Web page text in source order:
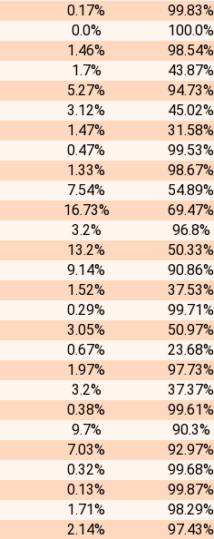
0.17% 99.83%
0.0% 100.0%
1.46% 98.54%
1.7% 43.87%
5.27% 94.73%
3.12% 45.02%
1.47% 31.58%
0.47% 99.53%
1.33% 98.67%
7.54% 54.89%
16.73% 69.47%
3.2% 96.8%
13.2% 50.33%
9.14% 90.86%
1.52% 37.53%
0.29% 99.71%
3.05% 50.97%
0.67% 23.68%
1.97% 97.73%
3.2% 37.37%
0.38% 99.61%
9.7% 90.3%
7.03% 92.97%
0.32% 99.68%
0.13% 99.87%
1.71% 98.29%
2.14% 97.43%